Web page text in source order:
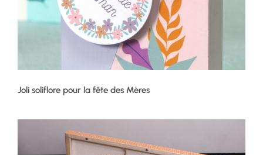
Joli soliflore pour la fête des Mères